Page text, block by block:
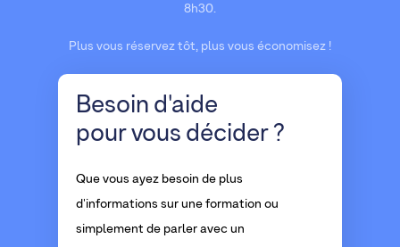
8h30.
Plus vous réservez tôt, plus vous économisez !
Besoin d'aide
pour vous décider ?
Que vous ayez besoin de plus
d'informations sur une formation ou
simplement de parler avec un